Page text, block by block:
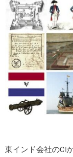
東インド会社のCI